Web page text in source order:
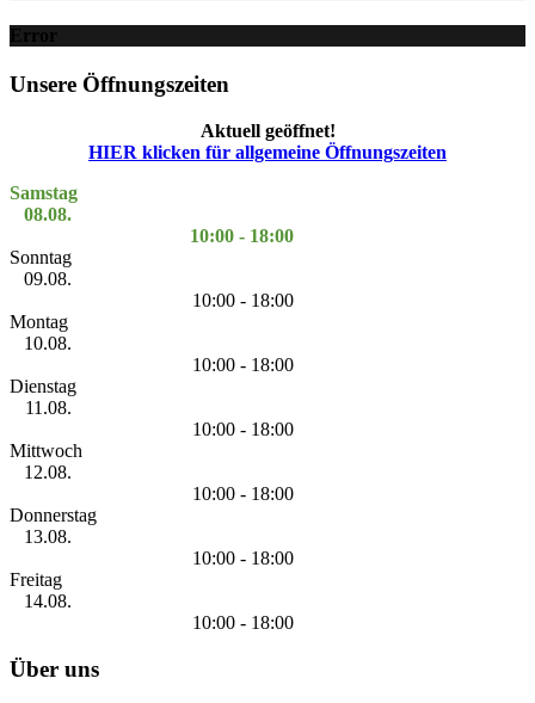
Error
Unsere Öffnungszeiten
Aktuell geöffnet!
HIER klicken für allgemeine Öffnungszeiten
Samstag
08.08.
10:00 - 18:00
Sonntag
09.08.
10:00 - 18:00
Montag
10.08.
10:00 - 18:00
Dienstag
11.08.
10:00 - 18:00
Mittwoch
12.08.
10:00 - 18:00
Donnerstag
13.08.
10:00 - 18:00
Freitag
14.08.
10:00 - 18:00
Über uns